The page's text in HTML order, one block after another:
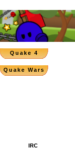
Quake 4
Quake Wars
IRC